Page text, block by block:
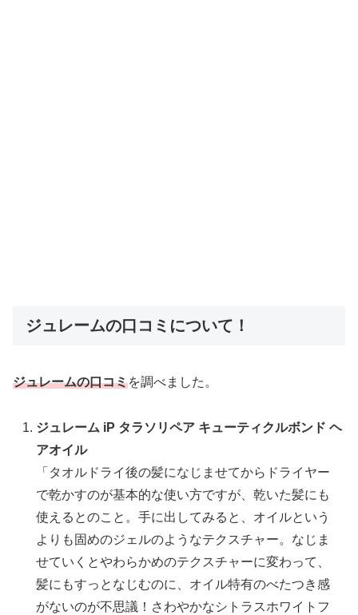
ジュレームの口コミについて！
ジュレームの口コミを調べました。
ジュレーム iP タラソリペア キューティクルボンド ヘ
アオイル
「タオルドライ後の髪になじませてからドライヤー
で乾かすのが基本的な使い方ですが、乾いた髪にも
使えるとのこと。手に出してみると、オイルという
よりも固めのジェルのようなテクスチャー。なじま
せていくとやわらかめのテクスチャーに変わって、
髪にもすっとなじむのに、オイル特有のべたつき感
がないのが不思議！さわやかなシトラスホワイトフ